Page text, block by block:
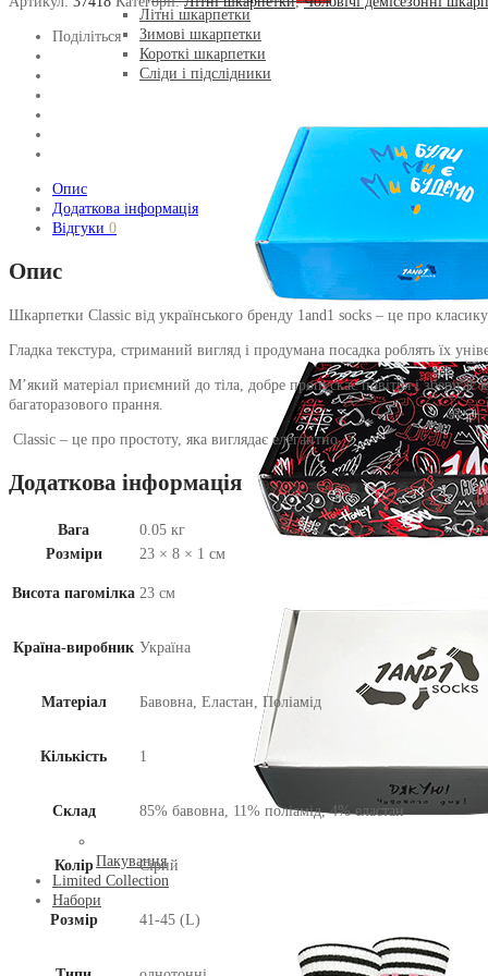
Літні шкарпетки
Зимові шкарпетки
Короткі шкарпетки
Сліди і підслідники
Пакування
Limited Collection
Набори
Поділіться
Опис
Додаткова інформація
Відгуки 0
Опис
Шкарпетки Classic від українського бренду 1and1 socks – це про
Гладка текстура, стриманий вигляд і продумана посадка роблять їх
М’який матеріал приємний до тіла, добре пропускає повітря і
багаторазового прання.
Classic – це про простоту, яка виглядає елегантно.
Додаткова інформація
Вага
0.05 кг
Розміри
23 × 8 × 1 см
Висота пагомілка 23 см
Країна-виробник Україна
Матеріал Бавовна, Еластан, Поліамід
Кількість 1
Склад 85% бавовна, 11% поліамід, 4% еластан
Колір Сірий
Розмір 41-45 (L)